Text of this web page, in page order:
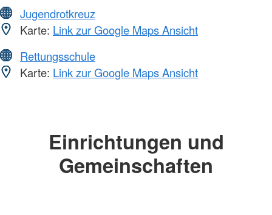
Jugendrotkreuz
Karte: Link zur Google Maps Ansicht
Rettungsschule
Karte: Link zur Google Maps Ansicht
Einrichtungen und
Gemeinschaften